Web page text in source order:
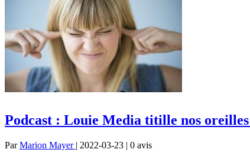
Podcast : Louie Media titille nos oreilles
ParMarion Mayer | 2022-03-23 | 0 avis